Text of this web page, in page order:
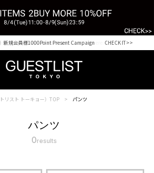
outside Japan? Visit our Global Site here. >>
】新規会員様1000Point Present Campaign CHECK IT>>
リスト トーキョー）TOP パンツ
パンツ
0results